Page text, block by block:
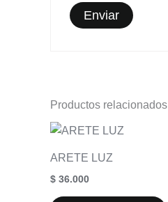
Productos relacionados
ARETE LUZ
$ 36.000